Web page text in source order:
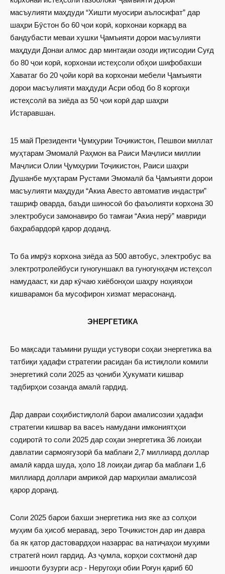
масъулияти маҳдуди “Хишти муосири аълосифат” дар
шаҳри Бӯстон бо 60 ҷои корӣ, корхонаи коркард ва
бандубасти меваи хушки Ҷамъияти дорои масъулияти
маҳдуди Донаи алмос дар минтақаи озоди иқтисодии Суғд
бо 80 ҷои корӣ, корхонаи истеҳсоли обҳои шифобахши
Хаватаг бо 20 ҷойи корӣ ва корхонаи мебели Ҷамъияти
дорои масъулияти маҳдуди Асри обод бо 8 коргоҳи
истеҳсолӣ ва зиёда аз 50 ҷои корӣ дар шаҳри
Истаравшан.
15 май Президенти Ҷумҳурии Тоҷикистон, Пешвои миллат
муҳтарам Эмомалӣ Раҳмон ва Раиси Маҷлиси миллии
Маҷлиси Олии Ҷумҳурии Тоҷикистон, Раиси шаҳри
Душанбе муҳтарам Рустами Эмомалӣ ба Ҷамъияти дорои
масъулияти маҳдуди “Акиа Авесто автоматив индастри”
ташриф оварда, баъди шиносоӣ бо фаъолияти корхона 30
электробуси замонавиро бо тамғаи “Акиа нерӯ” мавриди
баҳрабардорӣ қарор доданд.
То ба имрӯз корхона зиёда аз 500 автобус, электробус ва
электротролейбуси гуногуншакл ва гуногунҳаҷм истеҳсол
намудааст, ки дар кӯчаю хиёбонҳои шаҳру ноҳияҳои
кишварамон ба мусофирон хизмат мерасонанд.
ЭНЕРГЕТИКА
Бо мақсади таъмини рушди устувори соҳаи энергетика ва
татбиқи ҳадафи стратегии расидан ба истиқлоли комили
энергетикӣ соли 2025 аз ҷониби Ҳукумати кишвар
тадбирҳои созанда амалӣ гардид.
Дар давраи соҳибистиқлолӣ барои амалисозии ҳадафи
стратегии кишвар ва васеъ намудани имкониятҳои
содиротӣ то соли 2025 дар соҳаи энергетика 36 лоиҳаи
давлатии сармоягузорӣ ба маблағи 2,7 миллиард доллар
амалӣ карда шуда, ҳоло 18 лоиҳаи дигар ба маблағи 1,6
миллиард доллари амрикоӣ дар марҳилаи амалисозӣ
қарор доранд.
Соли 2025 барои бахши энергетика низ яке аз солҳои
муҳим ба ҳисоб меравад, зеро Тоҷикистон дар ин давра
ба як қатор дастовардҳои назаррас ва натиҷаҳои муҳими
стратегӣ ноил гардид. Аз ҷумла, корҳои сохтмонӣ дар
иншооти бузурги аср - Неругоҳи обии Роғун қариб 60